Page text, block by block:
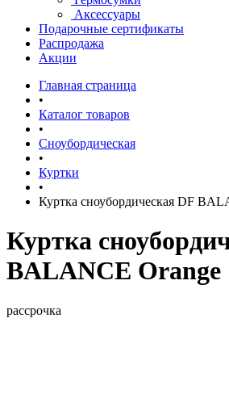
Аксессуары
Подарочные сертификаты
Распродажа
Акции
Главная страница
•
Каталог товаров
•
Сноубордическая
•
Куртки
•
Куртка сноубордическая DF
Куртка
BALANCE Orange
рассрочка